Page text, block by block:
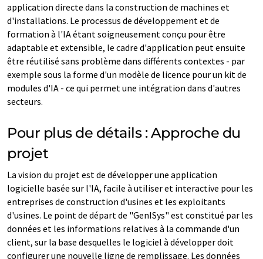
application directe dans la construction de machines et
d'installations. Le processus de développement et de
formation à l'IA étant soigneusement conçu pour être
adaptable et extensible, le cadre d'application peut ensuite
être réutilisé sans problème dans différents contextes - par
exemple sous la forme d'un modèle de licence pour un kit de
modules d'IA - ce qui permet une intégration dans d'autres
secteurs.
Pour plus de détails : Approche du
projet
La vision du projet est de développer une application
logicielle basée sur l'IA, facile à utiliser et interactive pour les
entreprises de construction d'usines et les exploitants
d'usines. Le point de départ de "GenISys" est constitué par les
données et les informations relatives à la commande d'un
client, sur la base desquelles le logiciel à développer doit
configurer une nouvelle ligne de remplissage. Les données